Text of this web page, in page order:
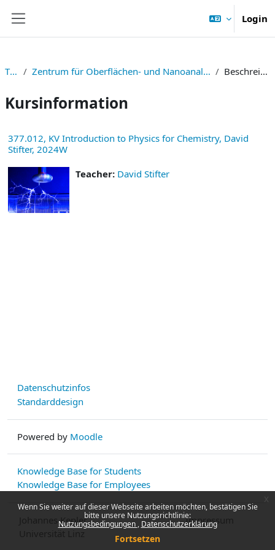
Wenn Sie weiter auf dieser Webseite arbeiten möchten, bestätigen Sie
bitte unsere Nutzungsrichtlinie:
Nutzungsbedingungen Datenschutzerklärung
Fortsetzen
Login
TNF Zentrum für Oberflächen- und Nanoanalytik (ZONA) Beschreibung
Kursinformation
377.012, KV Introduction to Physics for Chemistry, David
Stifter, 2024W
Teacher: David Stifter
Datenschutzinfos
Standarddesign
Powered by Moodle
Knowledge Base for Students
Knowledge Base for Employees
Johannes Kepler
Impressum